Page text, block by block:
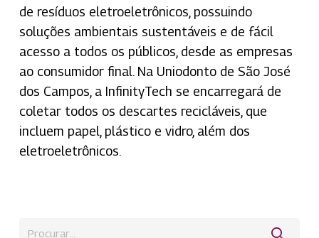
de resíduos eletroeletrônicos, possuindo
soluções ambientais sustentáveis e de fácil
acesso a todos os públicos, desde as empresas
ao consumidor final. Na Uniodonto de São José
dos Campos, a InfinityTech se encarregará de
coletar todos os descartes recicláveis, que
incluem papel, plástico e vidro, além dos
eletroeletrônicos.